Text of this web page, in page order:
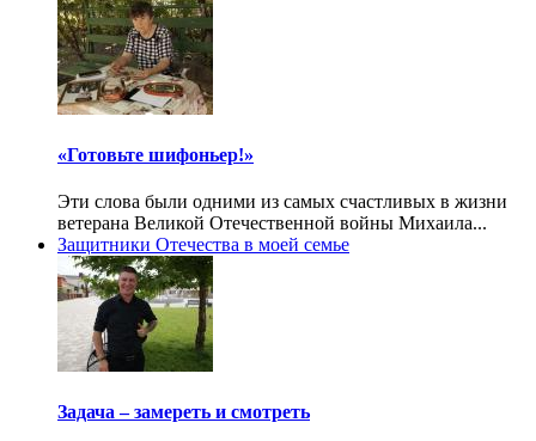
«Готовьте шифоньер!»
Эти слова были одними из самых счастливых в жизни
ветерана Великой Отечественной войны Михаила...
Защитники Отечества в моей семье
Задача – замереть и смотреть